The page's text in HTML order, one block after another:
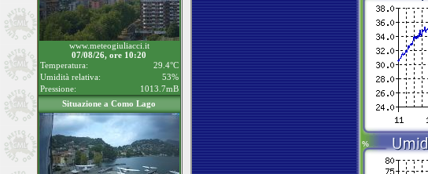
www.meteogiuliacci.it
07/08/26, ore 10:20
Temperatura:
29.4°C
Umidità relativa:
53%
Pressione:
1013.7mB
Situazione a Como Lago